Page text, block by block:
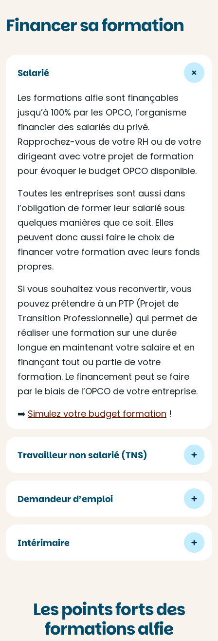
Financer sa formation
Salarié
Les formations alfie sont finançables
jusqu’à 100% par les OPCO, l’organisme
financier des salariés du privé.
Rapprochez-vous de votre RH ou de votre
dirigeant avec votre projet de formation
pour évoquer le budget OPCO disponible.
Toutes les entreprises sont aussi dans
l’obligation de former leur salarié sous
quelques manières que ce soit. Elles
peuvent donc aussi faire le choix de
financer votre formation avec leurs fonds
propres.
Si vous souhaitez vous reconvertir, vous
pouvez prétendre à un PTP (Projet de
Transition Professionnelle) qui permet de
réaliser une formation sur une durée
longue en maintenant votre salaire et en
finançant tout ou partie de votre
formation. Le financement peut se faire
par le biais de l’OPCO de votre entreprise.
➡️ Simulez votre budget formation !
Travailleur non salarié (TNS)
Demandeur d’emploi
Intérimaire
Les points forts des
formations alfie